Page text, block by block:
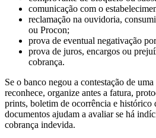
comunicação com o
reclamação na ouvidoria,
ou Procon;
prova de eventual negativação
prova de juros, encargos ou
cobrança.
Se o banco negou a contestação de
reconhece, organize antes a fatura,
prints, boletim de ocorrência e histórico
documentos ajudam a avaliar se há
cobrança indevida.